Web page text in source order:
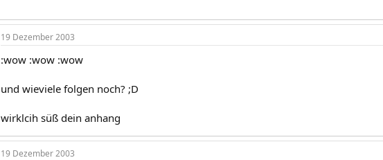
19 Dezember 2003
:wow :wow :wow
und wieviele folgen noch? ;D
wirklcih süß dein anhang
19 Dezember 2003